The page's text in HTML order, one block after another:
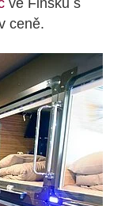
ve Finsku s
ceně.